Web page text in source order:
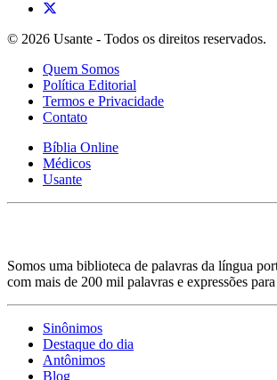
© 2026 Usante - Todos os direitos reservados.
Quem Somos
Política Editorial
Termos e Privacidade
Contato
Bíblia Online
Médicos
Usante
Somos uma biblioteca de palavras da língua
com mais de 200 mil palavras e expressões
Sinônimos
Destaque do dia
Antônimos
Blog